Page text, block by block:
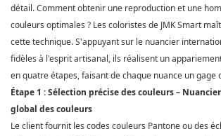
détail. Comment obtenir une reproduction et une
couleurs optimales ? Les coloristes de JMKSmart
cette technique. S'appuyant sur le nuancier
fidèles à l'esprit artisanal, ils réalisent un
en quatre étapes, faisant de chaque nuance un gage
Étape 1 : Sélection précise des couleurs –
global des couleurs
Le client fournit les codes couleurs Pantone ou des